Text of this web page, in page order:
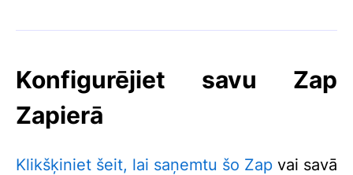
Konfigurējiet savu Zap
Zapierā
Klikšķiniet šeit, lai saņemtu šo Zap vai savā